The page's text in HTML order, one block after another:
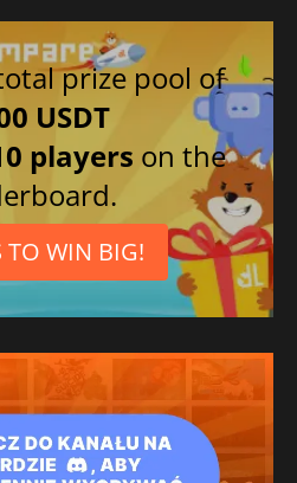
prize pool of
USDT
players on the
TO WIN BIG!